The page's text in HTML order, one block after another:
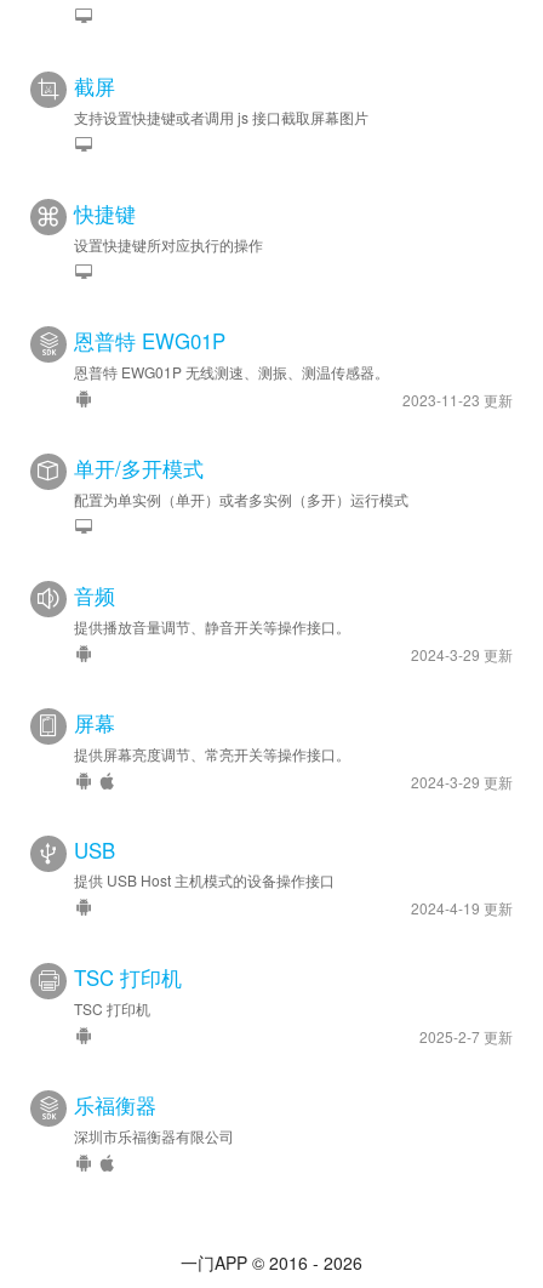
截屏
支持设置快捷键或者调用 js 接口截取屏幕图片
快捷键
设置快捷键所对应执行的操作
恩普特 EWG01P
恩普特 EWG01P 无线测速、测振、测温传感器。
2023-11-23 更新
单开/多开模式
配置为单实例（单开）或者多实例（多开）运行模式
音频
提供播放音量调节、静音开关等操作接口。
2024-3-29 更新
屏幕
提供屏幕亮度调节、常亮开关等操作接口。
2024-3-29 更新
USB
提供 USB Host 主机模式的设备操作接口
2024-4-19 更新
TSC 打印机
TSC 打印机
2025-2-7 更新
乐福衡器
深圳市乐福衡器有限公司
一门APP © 2016 - 2026